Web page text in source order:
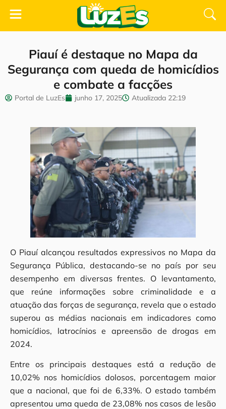
Piauí é destaque no Mapa da
Segurança com queda de homicídios
e combate a facções
Portal de LuzEs junho 17, 2025 Atualizada 22:19
O Piauí alcançou resultados expressivos no Mapa da
Segurança Pública, destacando-se no país por seu
desempenho em diversas frentes. O levantamento,
que reúne informações sobre criminalidade e a
atuação das forças de segurança, revela que o estado
superou as médias nacionais em indicadores como
homicídios, latrocínios e apreensão de drogas em
2024.
Entre os principais destaques está a redução de
10,02% nos homicídios dolosos, porcentagem maior
que a nacional, que foi de 6,33%. O estado também
apresentou uma queda de 23,08% nos casos de lesão